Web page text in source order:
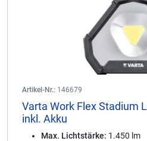
Artikel-Nr.: 146679
Varta Work Flex Stadium
inkl. Akku
Max. Lichtstärke: 1.450 lm